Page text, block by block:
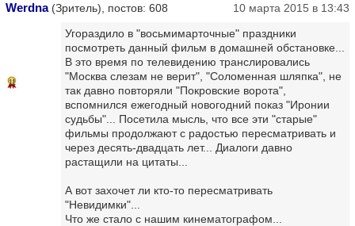
Wеrdnа(Зритель), постов: 608 10 марта 2015 в 13:43
11
Угораздило в "восьмимарточные" праздники
посмотреть данный фильм в домашней обстановке...
В это время по телевидению транслировались
"Москва слезам не верит", "Соломенная шляпка", не
так давно повторяли "Покровские ворота",
вспомнился ежегодный новогодний показ "Иронии
судьбы"... Посетила мысль, что все эти "старые"
фильмы продолжают с радостью пересматривать и
через десять-двадцать лет... Диалоги давно
растащили на цитаты...
А вот захочет ли кто-то пересматривать
"Невидимки"...
Что же стало с нашим кинематографом...